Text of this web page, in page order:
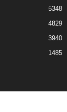
5348
4829
3940
1485